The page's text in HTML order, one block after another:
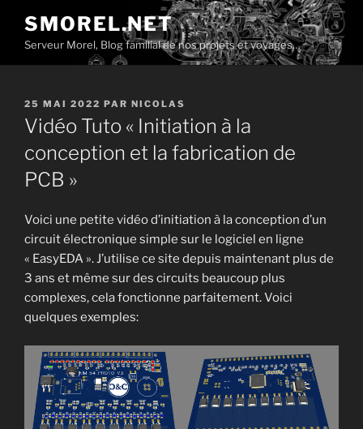
contenu
principal
SMOREL.NET
Serveur Morel, Blog familial de nos projets et voyages…
PUBLIÉ
LE
25 MAI 2022 PAR NICOLAS
Vidéo Tuto « Initiation à la
conception et la fabrication de
PCB »
Voici une petite vidéo d’initiation à la conception d’un
circuit électronique simple sur le logiciel en ligne
« EasyEDA ». J’utilise ce site depuis maintenant plus de
3 ans et même sur des circuits beaucoup plus
complexes, cela fonctionne parfaitement. Voici
quelques exemples: